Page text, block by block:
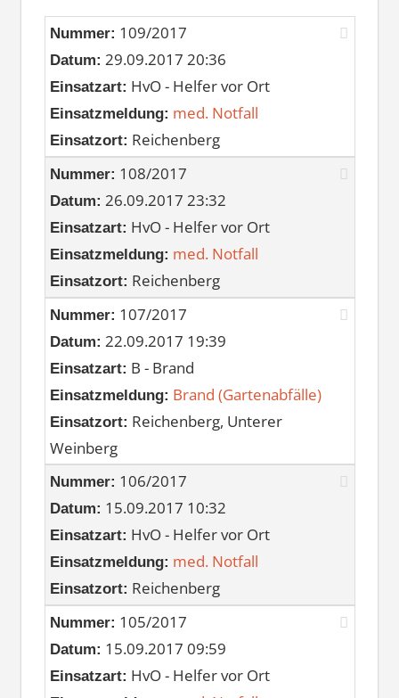
Nummer: 109/2017
Datum: 29.09.2017 20:36
Einsatzart: HvO - Helfer vor Ort
Einsatzmeldung: med. Notfall
Einsatzort: Reichenberg
Nummer: 108/2017
Datum: 26.09.2017 23:32
Einsatzart: HvO - Helfer vor Ort
Einsatzmeldung: med. Notfall
Einsatzort: Reichenberg
Nummer: 107/2017
Datum: 22.09.2017 19:39
Einsatzart: B - Brand
Einsatzmeldung: Brand (Gartenabfälle)
Einsatzort: Reichenberg, Unterer
Weinberg
Nummer: 106/2017
Datum: 15.09.2017 10:32
Einsatzart: HvO - Helfer vor Ort
Einsatzmeldung: med. Notfall
Einsatzort: Reichenberg
Nummer: 105/2017
Datum: 15.09.2017 09:59
Einsatzart: HvO - Helfer vor Ort